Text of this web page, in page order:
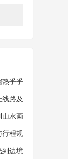
热乎乎
线路及
山水画
行程规
到边境